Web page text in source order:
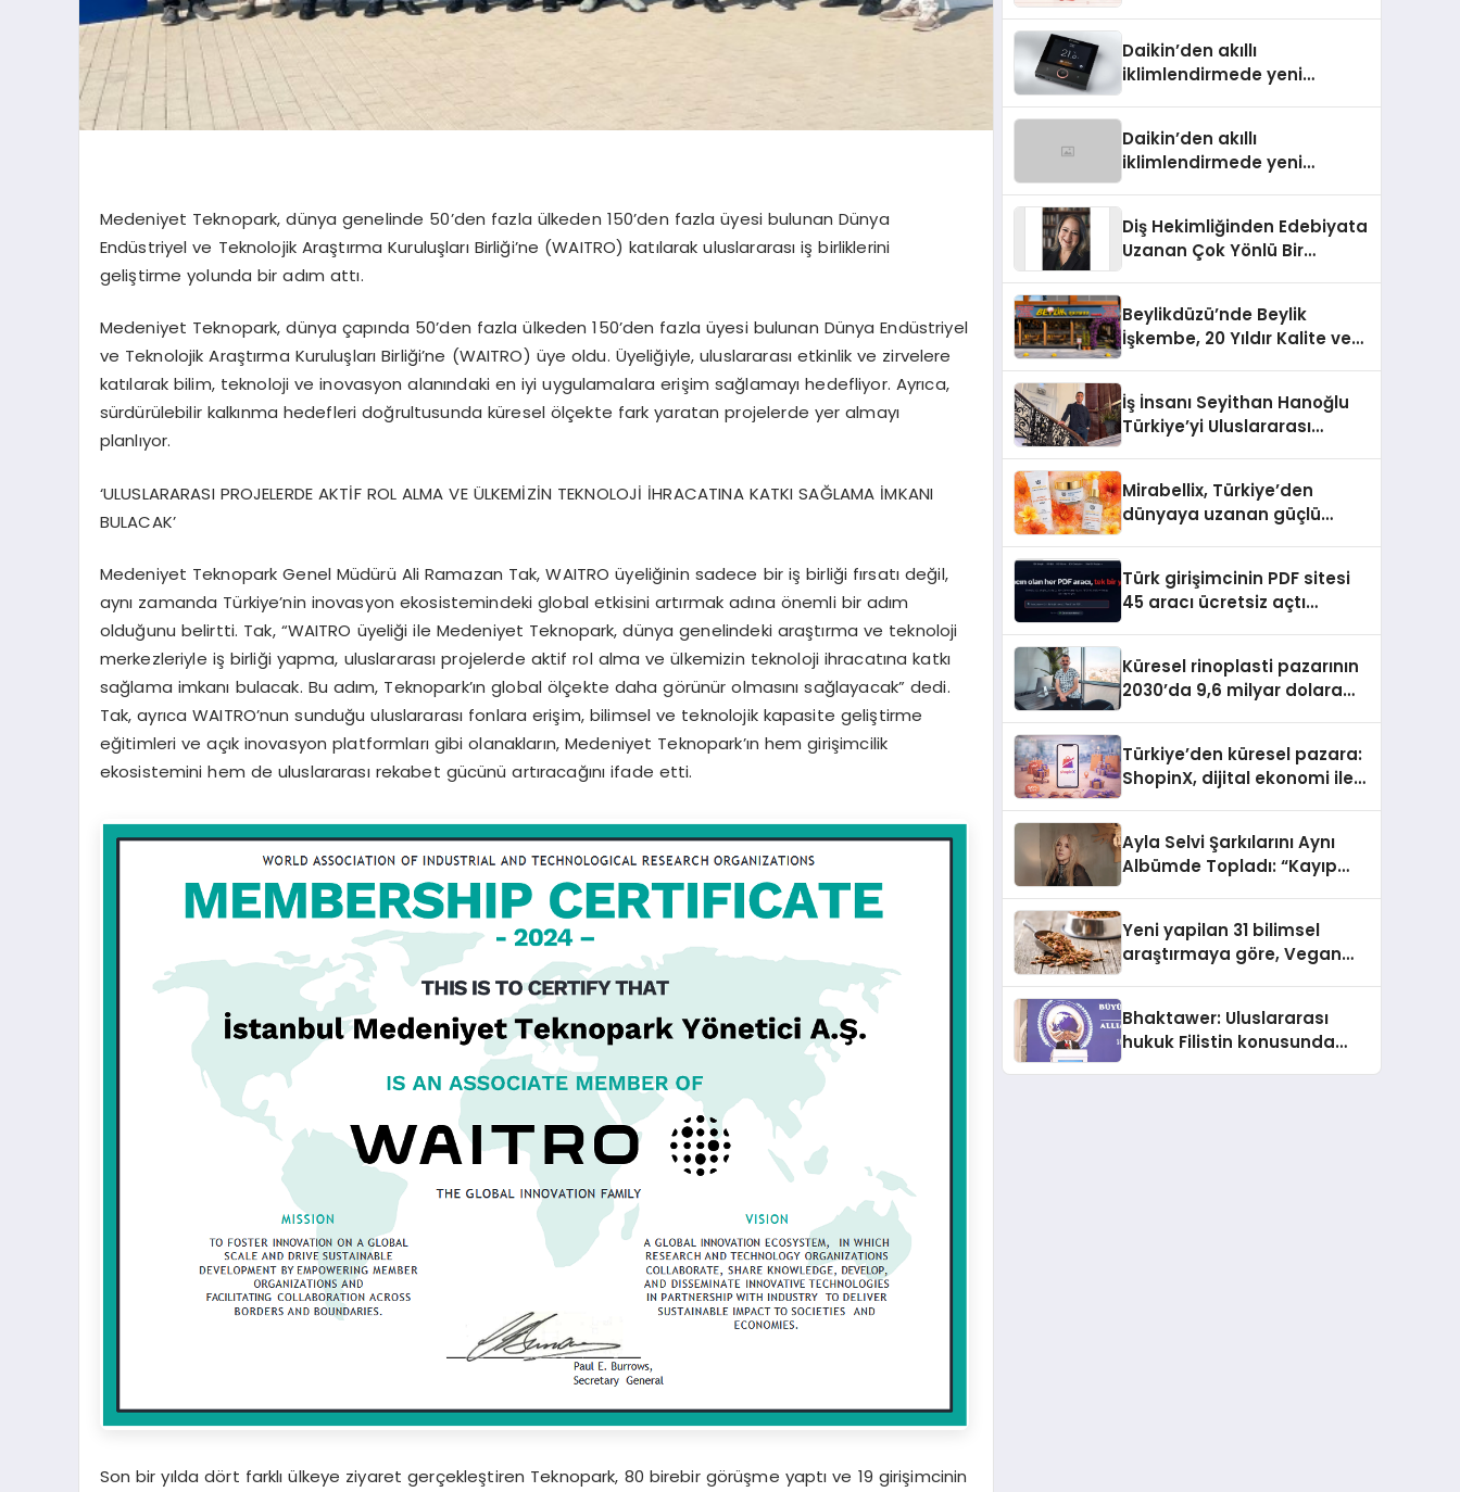
Medeniyet Teknopark, dünya genelinde 50’den fazla ülkeden 150’den fazla üyesi bulunan Dünya
Endüstriyel ve Teknolojik Araştırma Kuruluşları Birliği’ne (WAITRO) katılarak uluslararası iş birliklerini
geliştirme yolunda bir adım attı.
Medeniyet Teknopark, dünya çapında 50’den fazla ülkeden 150’den fazla üyesi bulunan Dünya Endüstriyel
ve Teknolojik Araştırma Kuruluşları Birliği’ne (WAITRO) üye oldu. Üyeliğiyle, uluslararası etkinlik ve zirvelere
katılarak bilim, teknoloji ve inovasyon alanındaki en iyi uygulamalara erişim sağlamayı hedefliyor. Ayrıca,
sürdürülebilir kalkınma hedefleri doğrultusunda küresel ölçekte fark yaratan projelerde yer almayı
planlıyor.
‘ULUSLARARASI PROJELERDE AKTİF ROL ALMA VE ÜLKEMİZİN TEKNOLOJİ İHRACATINA KATKI SAĞLAMA İMKANI
BULACAK’
Medeniyet Teknopark Genel Müdürü Ali Ramazan Tak, WAITRO üyeliğinin sadece bir iş birliği fırsatı değil,
aynı zamanda Türkiye’nin inovasyon ekosistemindeki global etkisini artırmak adına önemli bir adım
olduğunu belirtti. Tak, “WAITRO üyeliği ile Medeniyet Teknopark, dünya genelindeki araştırma ve teknoloji
merkezleriyle iş birliği yapma, uluslararası projelerde aktif rol alma ve ülkemizin teknoloji ihracatına katkı
sağlama imkanı bulacak. Bu adım, Teknopark’ın global ölçekte daha görünür olmasını sağlayacak” dedi.
Tak, ayrıca WAITRO’nun sunduğu uluslararası fonlara erişim, bilimsel ve teknolojik kapasite geliştirme
eğitimleri ve açık inovasyon platformları gibi olanakların, Medeniyet Teknopark’ın hem girişimcilik
ekosistemini hem de uluslararası rekabet gücünü artıracağını ifade etti.
Son bir yılda dört farklı ülkeye ziyaret gerçekleştiren Teknopark, 80 birebir görüşme yaptı ve 19 girişimcinin
Daikin’den akıllı
iklimlendirmede yeni
Daikin’den akıllı
iklimlendirmede yeni
Diş Hekimliğinden Edebiyata
Uzanan Çok Yönlü Bir
Beylikdüzü’nde Beylik
İşkembe, 20 Yıldır Kalite ve
İş İnsanı Seyithan Hanoğlu
Türkiye’yi Uluslararası
Mirabellix, Türkiye’den
dünyaya uzanan güçlü
Türk girişimcinin PDF sitesi
45 aracı ücretsiz açtı
Küresel rinoplasti pazarının
2030’da 9,6 milyar dolara
Türkiye’den küresel pazara:
ShopinX, dijital ekonomi ile
Ayla Selvi Şarkılarını Aynı
Albümde Topladı: “Kayıp
Yeni yapilan 31 bilimsel
araştırmaya göre, Vegan
Sindirildiğini Ortaya Koydu
Bhaktawer: Uluslararası
hukuk Filistin konusunda